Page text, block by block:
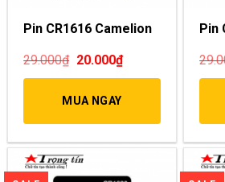
Pin CR1616 Camelion
29.000₫ 20.000₫
MUA NGAY
Pin